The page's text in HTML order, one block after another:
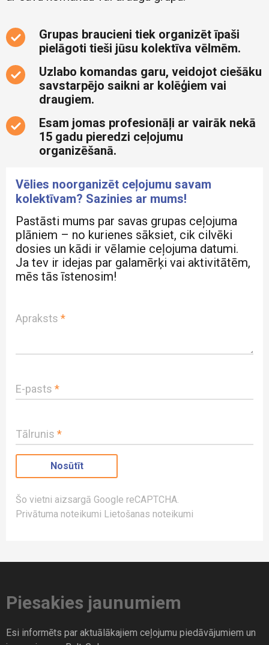
Grupas braucieni tiek organizēt īpaši
pielāgoti tieši jūsu kolektīva vēlmēm.
Uzlabo komandas garu, veidojot ciešāku
savstarpējo saikni ar kolēģiem vai
draugiem.
Esam jomas profesionāļi ar vairāk nekā
15 gadu pieredzi ceļojumu
organizēšanā.
Vēlies noorganizēt ceļojumu savam
kolektīvam? Sazinies ar mums!
Pastāsti mums par savas grupas ceļojuma
plāniem – no kurienes sāksiet, cik cilvēki
dosies un kādi ir vēlamie ceļojuma datumi.
Ja tev ir idejas par galamērķi vai aktivitātēm,
mēs tās īstenosim!
Apraksts *
E-pasts *
Tālrunis *
Šo vietni aizsargā Google reCAPTCHA.
Privātuma noteikumi Lietošanas noteikumi
Piesakies jaunumiem
Esi informēts par aktuālākajiem ceļojumu piedāvājumiem un